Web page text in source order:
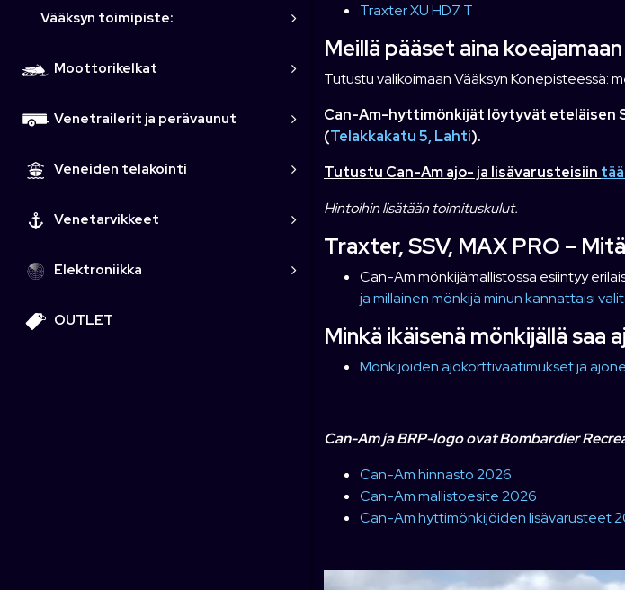
Vääksyn toimipiste:
Moottorikelkat
Venetrailerit ja perävaunut
Veneiden telakointi
Venetarvikkeet
Elektroniikka
OUTLET
Traxter XU HD7 T
Meillä pääset aina
Tutustu valikoimaan Vääksyn Konepisteessä:
Can-Am-hyttimönkijät löytyvät eteläisen
(Telakkakatu 5, Lahti).
Tutustu Can-Am ajo- ja lisävarusteisiin
Hintoihin lisätään toimituskulut.
Traxter, SSV, MAX PRO –
Can-Am mönkijämallistossa esiintyy
ja millainen mönkijä minun kannattaisi
Minkä ikäisenä mönkijällä
Mönkijöiden ajokorttivaatimukset ja
Can-Am ja BRP-logo ovat Bombardier
Can-Am hinnasto 2026
Can-Am mallistoesite 2026
Can-Am hyttimönkijöiden lisävarusteet